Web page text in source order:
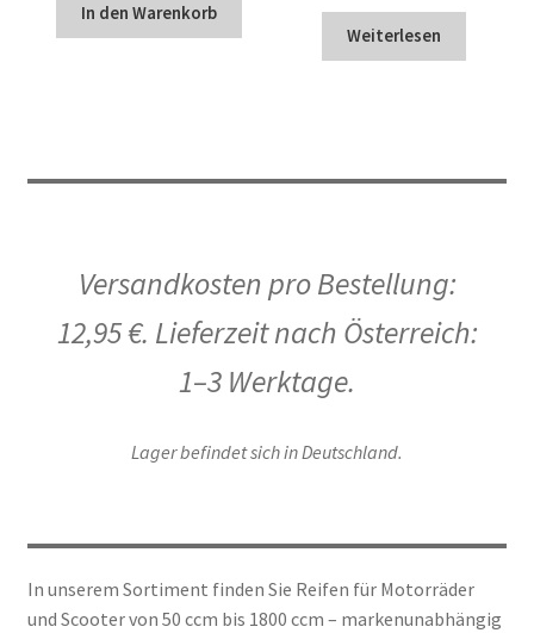
In den Warenkorb
Weiterlesen
Versandkosten pro Bestellung:
12,95 €. Lieferzeit nach Österreich:
1–3 Werktage.
Lager befindet sich in Deutschland.
In unserem Sortiment finden Sie Reifen für Motorräder
und Scooter von 50 ccm bis 1800 ccm – markenunabhängig